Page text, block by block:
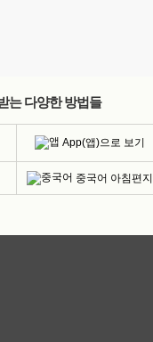
는 다양한 방법들
App(앱)으로 보기
중국어 아침편지